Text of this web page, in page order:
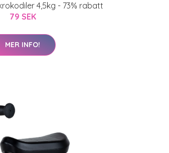
4,5kg - 73% rabatt
79 SEK
MER INFO!